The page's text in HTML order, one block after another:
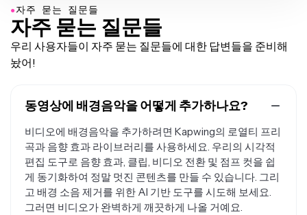
●자주 묻는 질문들
자주 묻는 질문들
우리 사용자들이 자주 묻는 질문들에 대한 답변들을 준비해
놨어!
동영상에 배경음악을 어떻게 추가하나요?
비디오에 배경음악을 추가하려면 Kapwing의 로열티 프리
곡과 음향 효과 라이브러리를 사용하세요. 우리의 시각적
편집 도구로 음향 효과, 클립, 비디오 전환 및 점프 컷을 쉽
게 동기화하여 정말 멋진 콘텐츠를 만들 수 있습니다. 그리
고 배경 소음 제거를 위한 AI 기반 도구를 시도해 보세요.
그러면 비디오가 완벽하게 깨끗하게 나올 거예요.